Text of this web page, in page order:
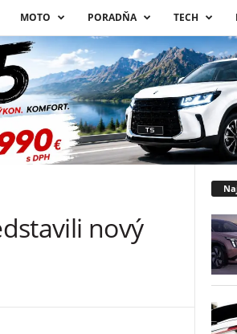
MOTO PORADŇA TECH
nový